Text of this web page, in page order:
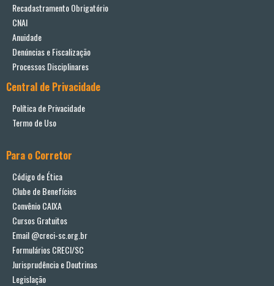
Recadastramento Obrigatório
CNAI
Anuidade
Denúncias e Fiscalização
Processos Disciplinares
Central de Privacidade
Política de Privacidade
Termo de Uso
Para o Corretor
Código de Ética
Clube de Benefícios
Convênio CAIXA
Cursos Gratuitos
Email @creci-sc.org.br
Formulários CRECI/SC
Jurisprudência e Doutrinas
Legislação